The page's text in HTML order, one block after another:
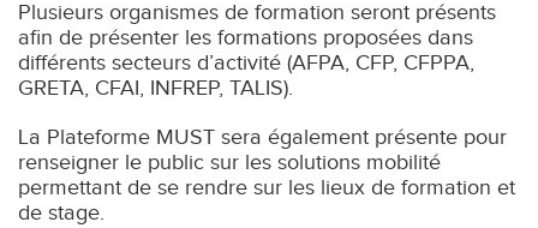
Plusieurs organismes de formation seront présents
afin de présenter les formations proposées dans
différents secteurs d’activité (AFPA, CFP, CFPPA,
GRETA, CFAI, INFREP, TALIS).
La Plateforme MUST sera également présente pour
renseigner le public sur les solutions mobilité
permettant de se rendre sur les lieux de formation et
de stage.